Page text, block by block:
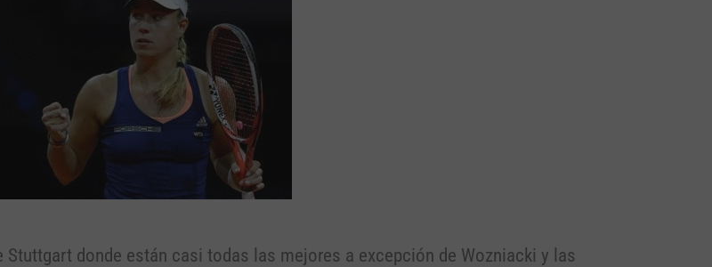
donde están casi todas las mejores a excepción de Wozniacki y las